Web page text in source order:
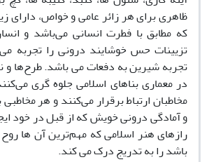
ظاهری برای هر زائر عامی و خواص، دارای
که مطابق با فطرت انسانی می‌باشد و
تزیینات حس خوشایند درونی را تجربه
تجربه شیرین به دفعات می‌‌ باشد. طر‌ح‌ها
در معماری بناهای اسلامی جلوه‌ گری
مخاطبان ارتباط برقرار می‌کنند و هر
و آمادگی درونی خویش که از قبل در خود
رازهای هنر اسلامی که مهم‌ترین آن ‌ها
‌باشد را به تدریج درک می‌ کند.